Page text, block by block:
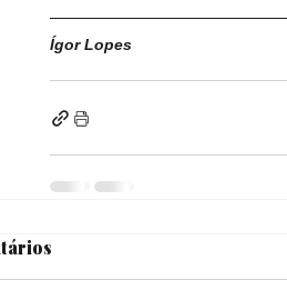
Ígor Lopes